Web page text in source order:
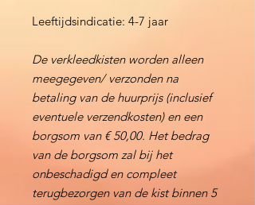
Leeftijdsindicatie: 4-7 jaar
De verkleedkisten worden alleen
meegegeven/ verzonden na
betaling van de huurprijs (inclusief
eventuele verzendkosten) en een
borgsom van € 50,00. Het bedrag
van de borgsom zal bij het
onbeschadigd en compleet
terugbezorgen van de kist binnen 5